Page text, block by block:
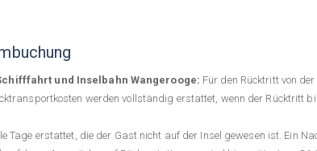
und Inselbahn Wangerooge: Für den Rücktritt von
werden vollständig erstattet, wenn der Rücktritt
erstattet, die der Gast nicht auf der Insel gewesen ist. Ein